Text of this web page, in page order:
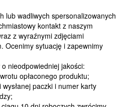
lub wadliwych spersonalizowanych
kontakt z naszym
z wyraźnymi zdjęciami
Ocenimy sytuację i zapewnimy
nieodpowiedniej jakości:
opłaconego produktu;
paczki i numer karty